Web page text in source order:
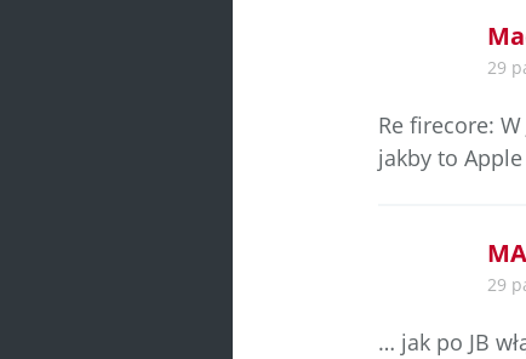
29
Re firecore:
jakby to
29
… jak po JB